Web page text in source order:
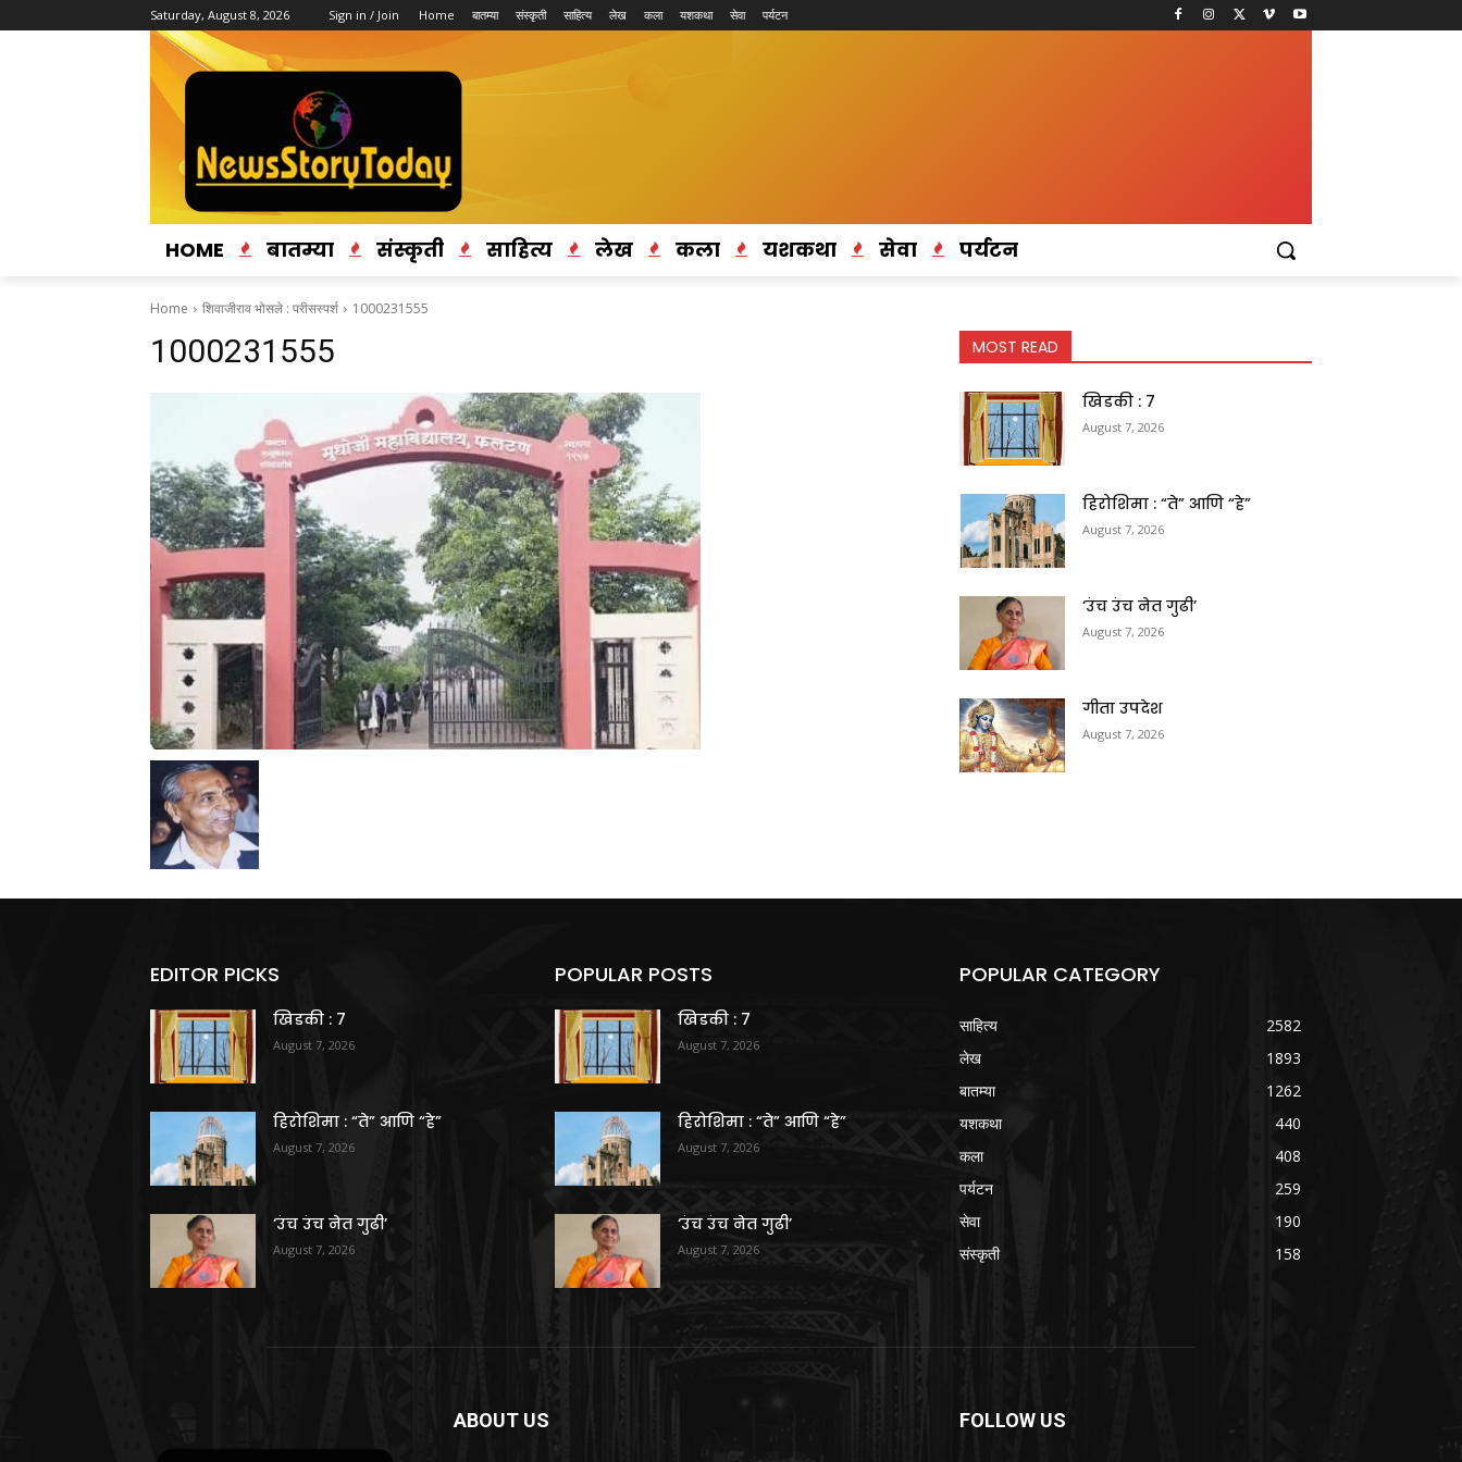
Saturday, August 8, 2026 Sign in / Join Home बातम्या संस्कृती साहित्य लेख कला यशकथा सेवा पर्यटन
HOME बातम्या संस्कृती साहित्य लेख कला यशकथा सेवा पर्यटन
Home शिवाजीराव भोसले : परीसस्पर्श 1000231555
1000231555 MOST READ
खिडकी : 7
August 7, 2026
हिरोशिमा : “ते” आणि “हे”
August 7, 2026
‘उंच उंच नेत गुढी’
August 7, 2026
गीता उपदेश
August 7, 2026
EDITOR PICKS
खिडकी : 7
August 7, 2026
हिरोशिमा : “ते” आणि “हे”
August 7, 2026
‘उंच उंच नेत गुढी’
August 7, 2026
POPULAR POSTS
खिडकी : 7
August 7, 2026
हिरोशिमा : “ते” आणि “हे”
August 7, 2026
‘उंच उंच नेत गुढी’
August 7, 2026
POPULAR CATEGORY
साहित्य
2582
लेख
1893
बातम्या
1262
यशकथा
440
कला
408
पर्यटन
259
सेवा
190
संस्कृती
158
ABOUT US FOLLOW US